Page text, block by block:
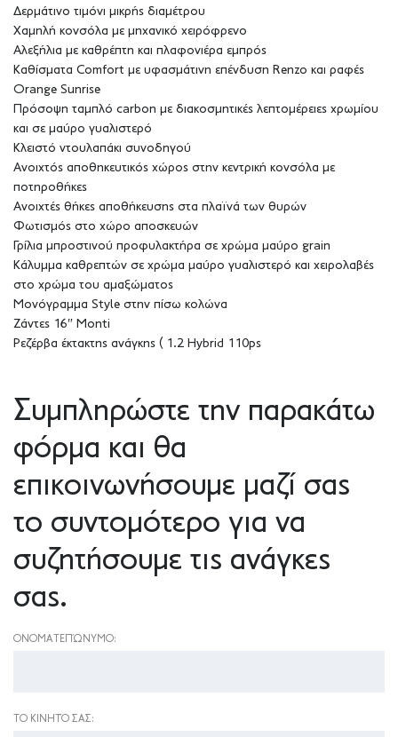
Δερμάτινο τιμόνι μικρής διαμέτρου
Χαμηλή κονσόλα με μηχανικό χειρόφρενο
Αλεξήλια με καθρέπτη και πλαφονιέρα εμπρός
Καθίσματα Comfort με υφασμάτινη επένδυση Renzo και ραφές
Orange Sunrise
Πρόσοψη ταμπλό carbon με διακοσμητικές λεπτομέρειες χρωμίου
και σε μαύρο γυαλιστερό
Κλειστό ντουλαπάκι συνοδηγού
Ανοιχτός αποθηκευτικός χώρος στην κεντρική κονσόλα με
ποτηροθήκες
Ανοιχτές θήκες αποθήκευσης στα πλαϊνά των θυρών
Φωτισμός στο χώρο αποσκευών
Γρίλια μπροστινού προφυλακτήρα σε χρώμα μαύρο grain
Κάλυμμα καθρεπτών σε χρώμα μαύρο γυαλιστερό και χειρολαβές
στο χρώμα του αμαξώματος
Μονόγραμμα Style στην πίσω κολώνα
Ζάντες 16″ Monti
Ρεζέρβα έκτακτης ανάγκης ( 1.2 Hybrid 110ps
Συμπληρώστε την παρακάτω
φόρμα και θα
επικοινωνήσουμε μαζί σας
το συντομότερο για να
συζητήσουμε τις ανάγκες
σας.
ΟΝΟΜΑΤΕΠΏΝΥΜΟ:
ΤΟ ΚΙΝΗΤΌ ΣΑΣ: